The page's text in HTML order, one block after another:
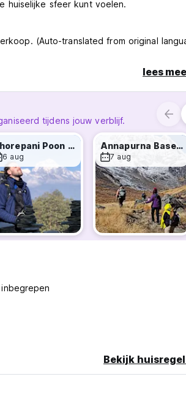
huiselijke sfeer kunt voelen.
(Auto-translated from original
lees
tijdens jouw verblijf.
Ghorepani Poon Hill Trek
6 aug
Annapurna Base Camp Trek
7 aug
Bekijk